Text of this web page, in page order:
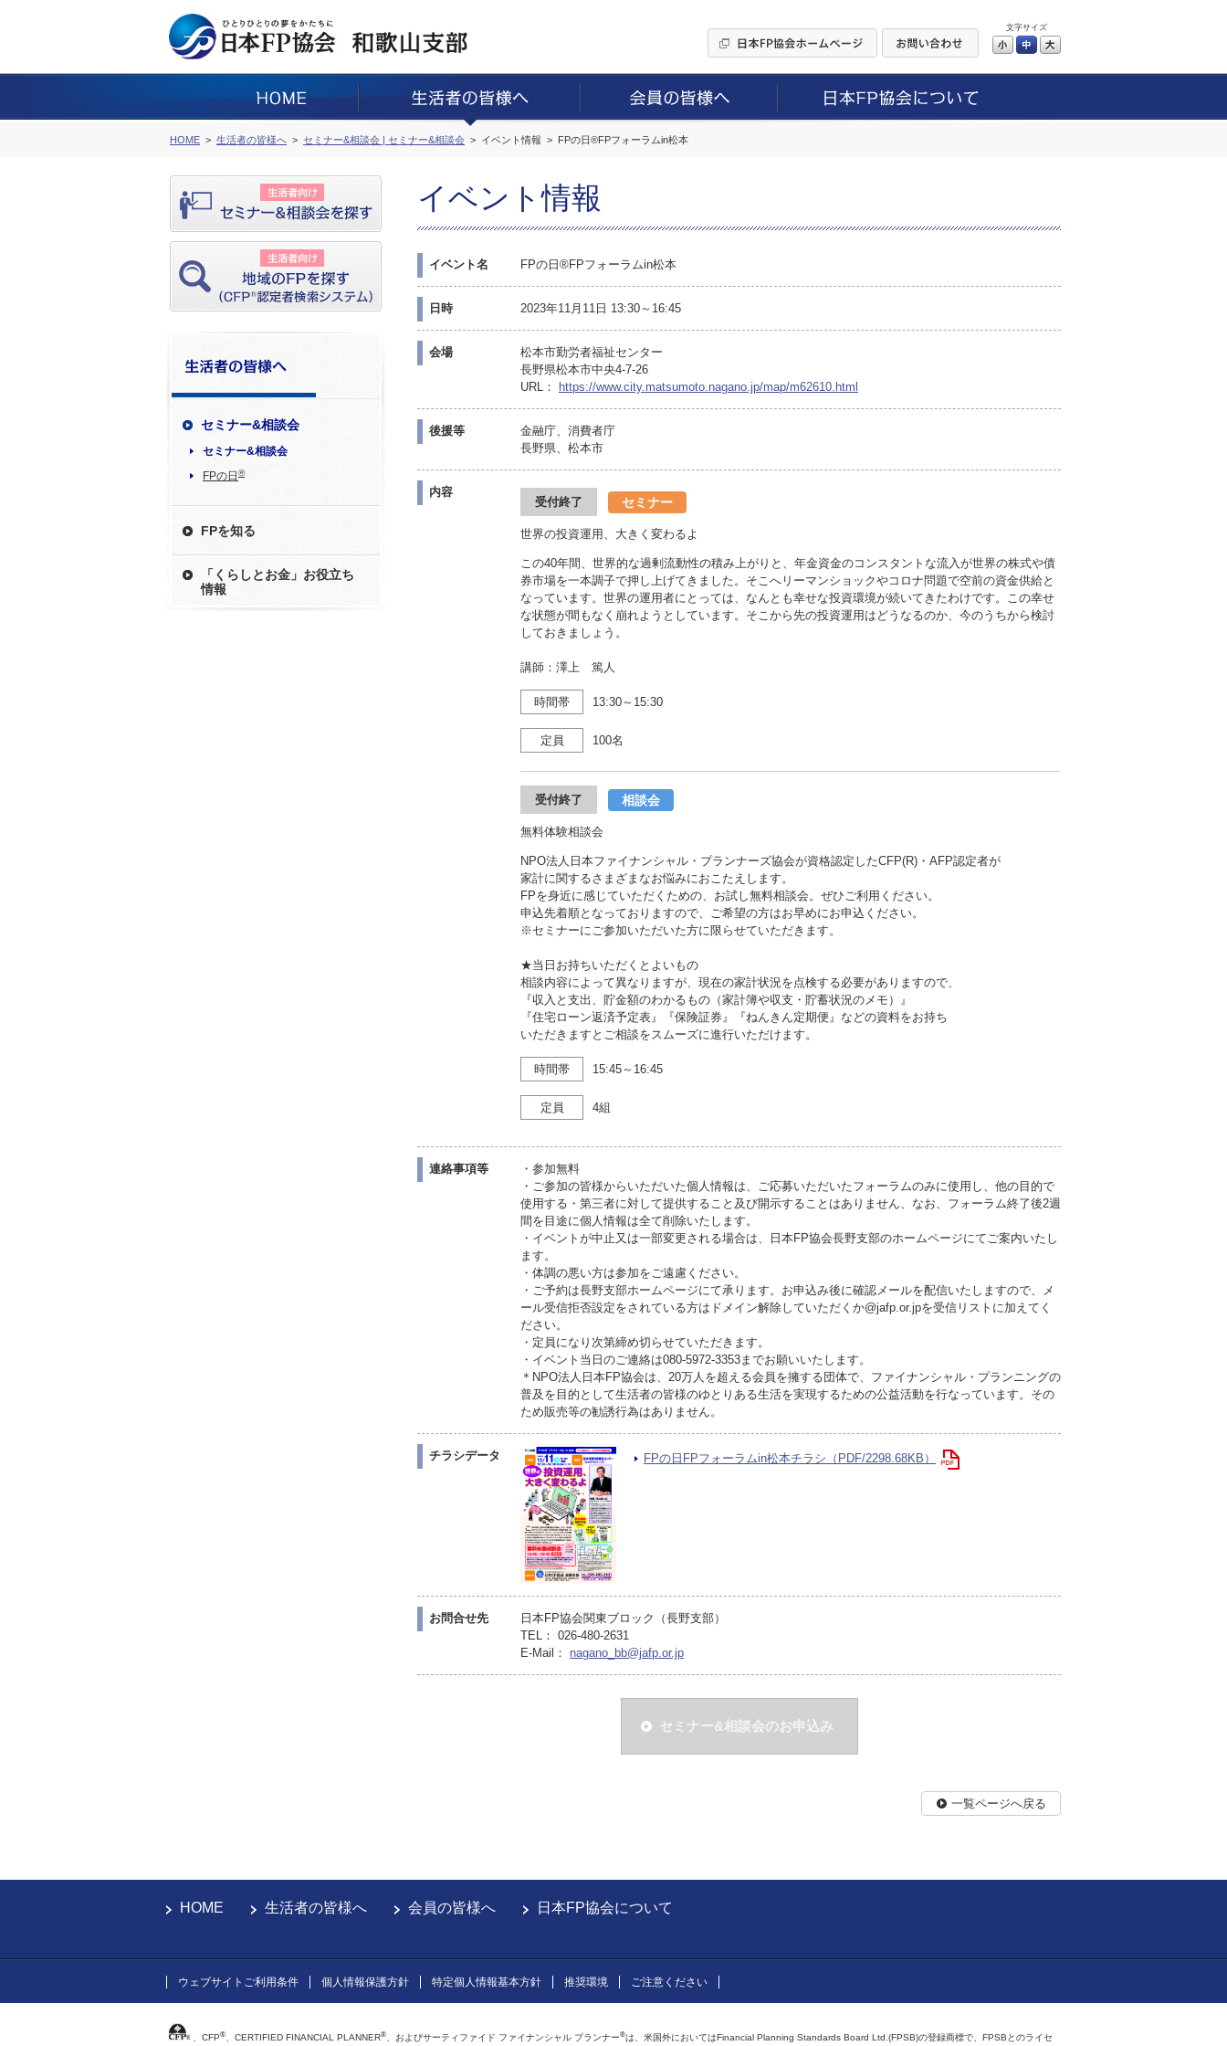
文字サイズ
小 中
HOME 生活者の皆様へ セミナー&相談会 | セミナー&相談会 イベント情報 FPの日®FPフォーラムin松本
セミナー&相談会
セミナー&相談会
FPの日 ®
FPを知る
「くらしとお金」お役立ち
情報
イベント情報
イベント名 FPの日®FPフォーラムin松本
日時 2023年11月11日 13:30～16:45
会場
松本市勤労者福祉センター
長野県松本市中央4-7-26
URL：
https://www.city.matsumoto.nagano.jp/map/m62610.html
後援等
金融庁、消費者庁
長野県、松本市
内容
受付終了 セミナー
世界の投資運用、大きく変わるよ
この40年間、世界的な過剰流動性の積み上がりと、年金資金のコンスタントな流入が世界の株式や債
券市場を一本調子で押し上げてきました。そこへリーマンショックやコロナ問題で空前の資金供給と
なっています。世界の運用者にとっては、なんとも幸せな投資環境が続いてきたわけです。この幸せ
な状態が間もなく崩れようとしています。そこから先の投資運用はどうなるのか、今のうちから検討
しておきましょう。
講師：澤上 篤人
時間帯 13:30～15:30
定員 100名
受付終了 相談会
無料体験相談会
NPO法人日本ファイナンシャル・プランナーズ協会が資格認定したCFP(R)・AFP認定者が
家計に関するさまざまなお悩みにおこたえします。
FPを身近に感じていただくための、お試し無料相談会。ぜひご利用ください。
申込先着順となっておりますので、ご希望の方はお早めにお申込ください。
※セミナーにご参加いただいた方に限らせていただきます。
★当日お持ちいただくとよいもの
相談内容によって異なりますが、現在の家計状況を点検する必要がありますので、
『収入と支出、貯金額のわかるもの（家計簿や収支・貯蓄状況のメモ）』
『住宅ローン返済予定表』『保険証券』『ねんきん定期便』などの資料をお持ち
いただきますとご相談をスムーズに進行いただけます。
時間帯 15:45～16:45
定員 4組
連絡事項等
・参加無料
・ご参加の皆様からいただいた個人情報は、ご応募いただいたフォーラムのみに使用し、他の目的で
使用する・第三者に対して提供すること及び開示することはありません、なお、フォーラム終了後2週
間を目途に個人情報は全て削除いたします。
・イベントが中止又は一部変更される場合は、日本FP協会長野支部のホームページにてご案内いたし
ます。
・体調の悪い方は参加をご遠慮ください。
・ご予約は長野支部ホームページにて承ります。お申込み後に確認メールを配信いたしますので、メ
ール受信拒否設定をされている方はドメイン解除していただくか@jafp.or.jpを受信リストに加えてく
ださい。
・定員になり次第締め切らせていただきます。
・イベント当日のご連絡は080-5972-3353までお願いいたします。
＊NPO法人日本FP協会は、20万人を超える会員を擁する団体で、ファイナンシャル・プランニングの
普及を目的として生活者の皆様のゆとりある生活を実現するための公益活動を行なっています。その
ため販売等の勧誘行為はありません。
チラシデータ FPの日FPフォーラムin松本チラシ（PDF/2298.68KB）
お問合せ先
日本FP協会関東ブロック（長野支部）
TEL： 026-480-2631
E-Mail： nagano_bb@jafp.or.jp
セミナー&相談会のお申込み
一覧ページへ戻る
HOME 生活者の皆様へ 会員の皆様へ 日本FP協会について
ウェブサイトご利用条件 個人情報保護方針 特定個人情報基本方針 推奨環境 ご注意ください
、CFP® 、CERTIFIED FINANCIAL PLANNER® 、およびサーティファイド ファイナンシャル プランナー®は、米国外においてはFinancial Planning Standards Board Ltd.(FPSB)の登録商標で、FPSBとのライセ